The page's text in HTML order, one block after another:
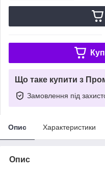
Що таке купити з
Замовлення під
Опис Характеристики
Опис